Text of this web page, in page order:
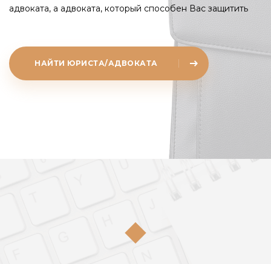
адвоката, а адвоката, который способен Вас защитить
НАЙТИ ЮРИСТА/АДВОКАТА